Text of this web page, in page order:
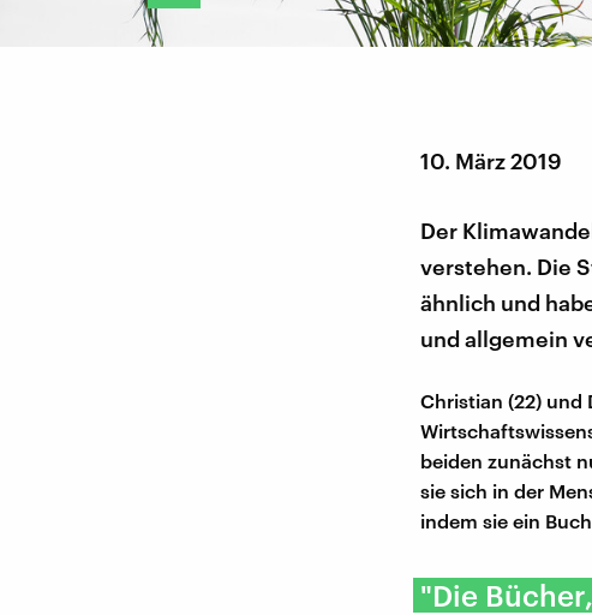
10. März 2019
Der
verstehen. Die
ähnlich und
und allgemein
Christian (22) und
beiden zunächst
sie sich in der
indem sie ein
"Die